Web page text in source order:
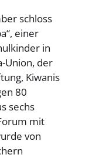
schloss
einer
in
Union, der
Kiwanis
80
sechs
mit
von